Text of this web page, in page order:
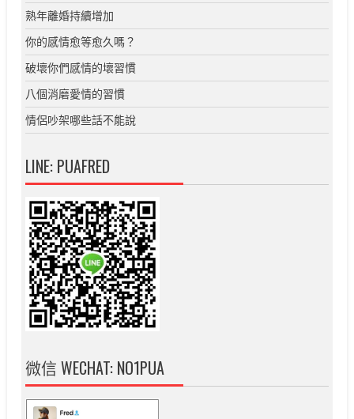
熟年離婚持續增加
你的感情愈等愈久嗎？
破壞你們感情的壞習慣
八個消磨愛情的習慣
情侶吵架哪些話不能說
LINE: PUAFRED
微信 WECHAT: NO1PUA